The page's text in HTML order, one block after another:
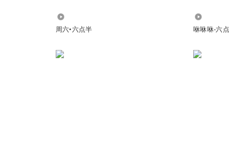
周六•六点半 咻咻咻-六